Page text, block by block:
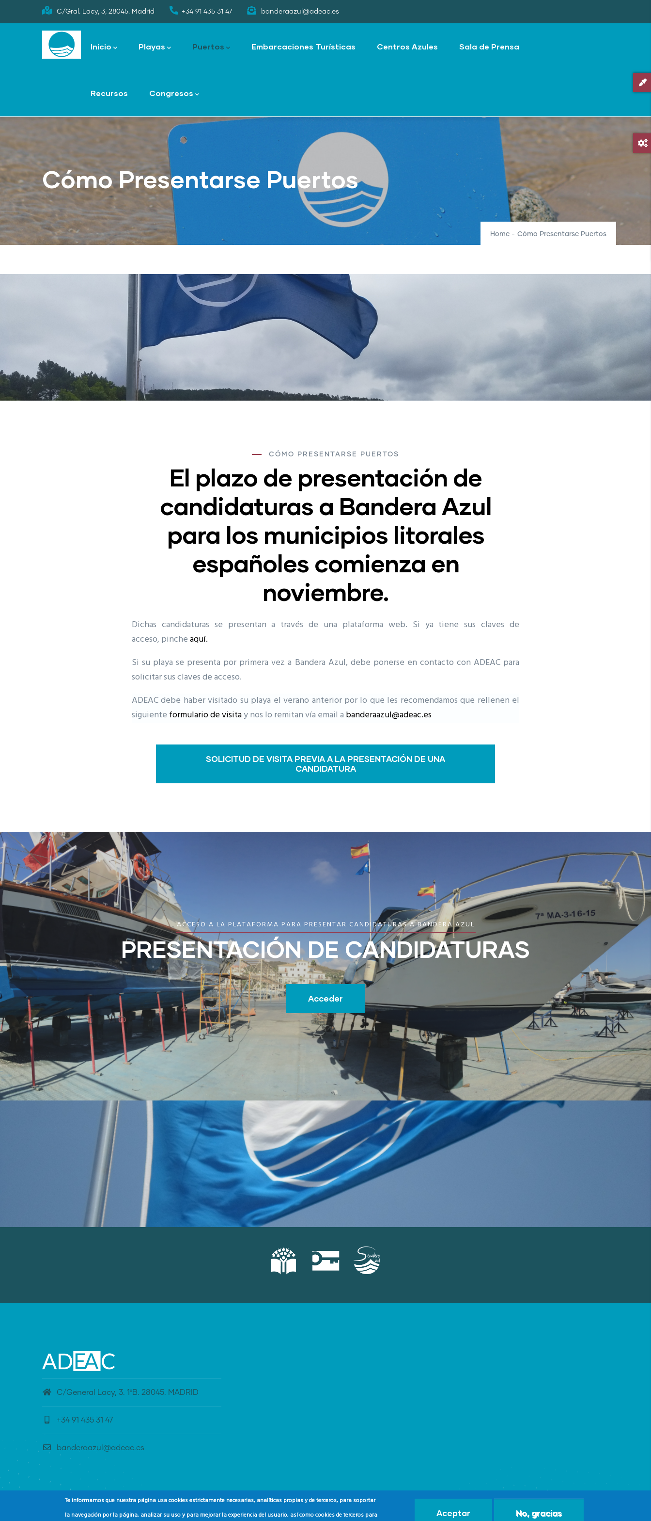
to
C/Gral. Lacy, 3, 28045. Madrid +34 91 435 31 47 banderaazul@adeac.es
navigation
Inicio Playas Puertos Embarcaciones Turísticas Centros Azules Sala de Prensa
Recursos Congresos
Cómo Presentarse Puertos
Home - Cómo Presentarse Puertos
CÓMO PRESENTARSE PUERTOS
El plazo de presentación de
candidaturas a Bandera Azul
para los municipios litorales
españoles comienza en
noviembre.
Dichas candidaturas se presentan a través de una plataforma web. Si ya tiene sus claves de
acceso, pincheaquí.
Si su playa se presenta por primera vez a Bandera Azul, debe ponerse en contacto con ADEAC para
solicitar sus claves de acceso.
ADEAC debe haber visitado su playa el verano anterior por lo que les recomendamos que rellenen el
siguiente formulario de visitay nos lo remitan vía email a banderaazul@adeac.es
SOLICITUD DE VISITA PREVIA A LA PRESENTACIÓN DE UNA
CANDIDATURA
ACCESO A LA PLATAFORMA PARA PRESENTAR CANDIDATURAS A BANDERA AZUL
PRESENTACIÓN DE CANDIDATURAS
Acceder
C/General Lacy, 3. 1ºB. 28045. MADRID
+34 91 435 31 47
banderaazul@adeac.es
Te informamos que nuestra página usa cookies estrictamente necesarias, analíticas propias y de terceros, para soportar
la navegación por la página, analizar su uso y para mejorar la experiencia del usuario, así como cookies de terceros para
Aceptar No, gracias